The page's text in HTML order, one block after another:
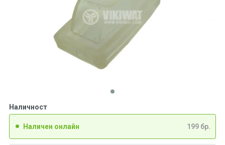
Наличност
Наличен онлайн 199 бр.